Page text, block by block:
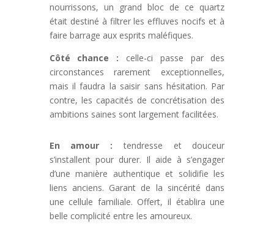
nourrissons, un grand bloc de ce quartz
était destiné à filtrer les effluves nocifs et à
faire barrage aux esprits maléfiques.
Côté chance : celle-ci passe par des
circonstances rarement exceptionnelles,
mais il faudra la saisir sans hésitation. Par
contre, les capacités de concrétisation des
ambitions saines sont largement facilitées.
En amour :tendresse et douceur
s’installent pour durer. Il aide à s’engager
d’une manière authentique et solidifie les
liens anciens. Garant de la sincérité dans
une cellule familiale. Offert, il établira une
belle complicité entre les amoureux.